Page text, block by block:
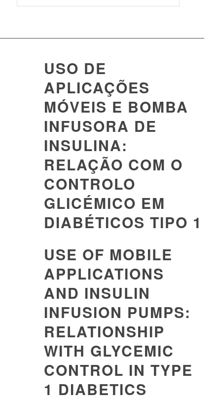
USO DE
APLICAÇÕES
MÓVEIS E BOMBA
INFUSORA DE
INSULINA:
RELAÇÃO COM O
CONTROLO
GLICÉMICO EM
DIABÉTICOS TIPO 1
USE OF MOBILE
APPLICATIONS
AND INSULIN
INFUSION PUMPS:
RELATIONSHIP
WITH GLYCEMIC
CONTROL IN TYPE
1 DIABETICS